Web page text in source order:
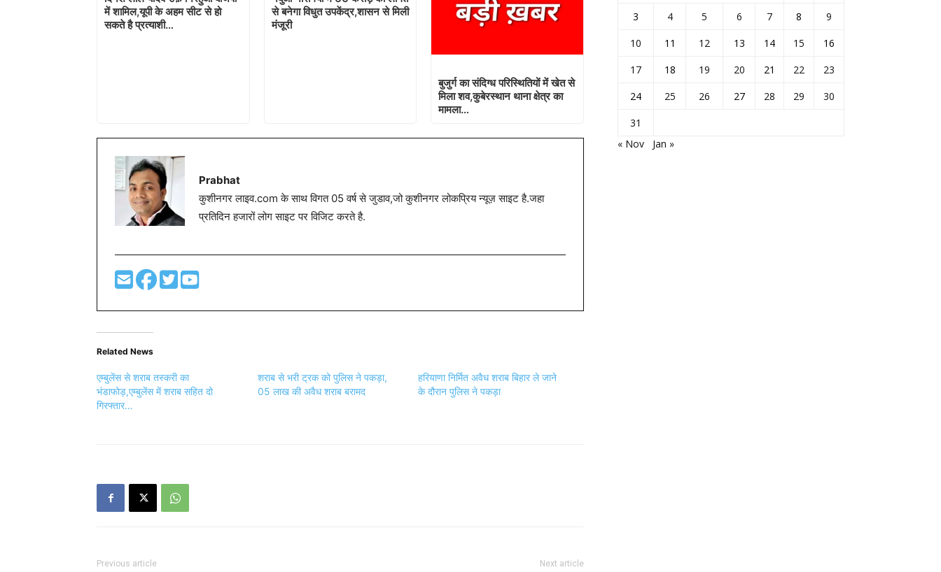
में शामिल,यूपी के अहम सीट से हो
सकते है प्रत्याशी…
से बनेगा विधुत उपकेंद्र,शासन से मिली
मंजूरी
बुजुर्ग का संदिग्ध परिस्थितियों में खेत से
मिला शव,कुबेरस्थान थाना क्षेत्र का
मामला…
Prabhat
कुशीनगर लाइव.com के साथ विगत 05 वर्ष से जुडाव,जो कुशीनगर लोकप्रिय न्यूज़ साइट है.जहा
प्रतिदिन हजारों लोग साइट पर विजिट करते है.
Related News
एम्बुलेंस से शराब तस्करी का
भंडाफोड़,एम्बुलेंस में शराब सहित दो
गिरफ्तार…
शराब से भरी ट्रक को पुलिस ने पकड़ा,
05 लाख की अवैध शराब बरामद
हरियाणा निर्मित अवैध शराब बिहार ले जाने
के दौरान पुलिस ने पकड़ा
Previous article Next article
3
4 5 6 7 8
9
10
11 12 13 14 15
16
17
18 19 20 21 22
23
24
25 26 27 28 29
30
31
« Nov
Jan »